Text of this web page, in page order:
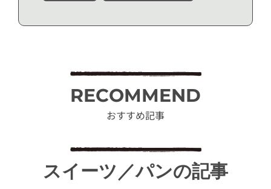
RECOMMEND
おすすめ記事
スイーツ／パンの記事